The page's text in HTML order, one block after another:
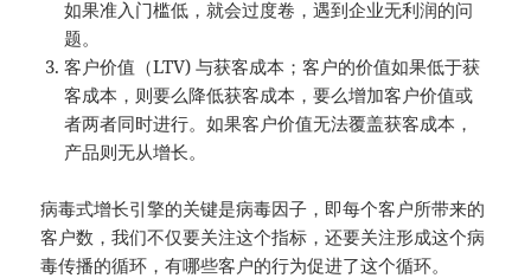
如果准入门槛低，就会过度卷，遇到企业无利润的问
题。
客户价值（LTV) 与获客成本；客户的价值如果低于获
客成本，则要么降低获客成本，要么增加客户价值或
者两者同时进行。如果客户价值无法覆盖获客成本，
产品则无从增长。
病毒式增长引擎的关键是病毒因子，即每个客户所带来的
客户数，我们不仅要关注这个指标，还要关注形成这个病
毒传播的循环，有哪些客户的行为促进了这个循环。